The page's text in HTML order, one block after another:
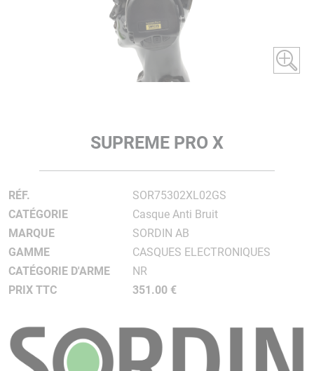
SUPREME PRO X
RÉF.
SOR75302XL02GS
CATÉGORIE
Casque Anti Bruit
MARQUE
SORDIN AB
GAMME
CASQUES ELECTRONIQUES
CATÉGORIE D'ARME
NR
PRIX TTC
351.00 €